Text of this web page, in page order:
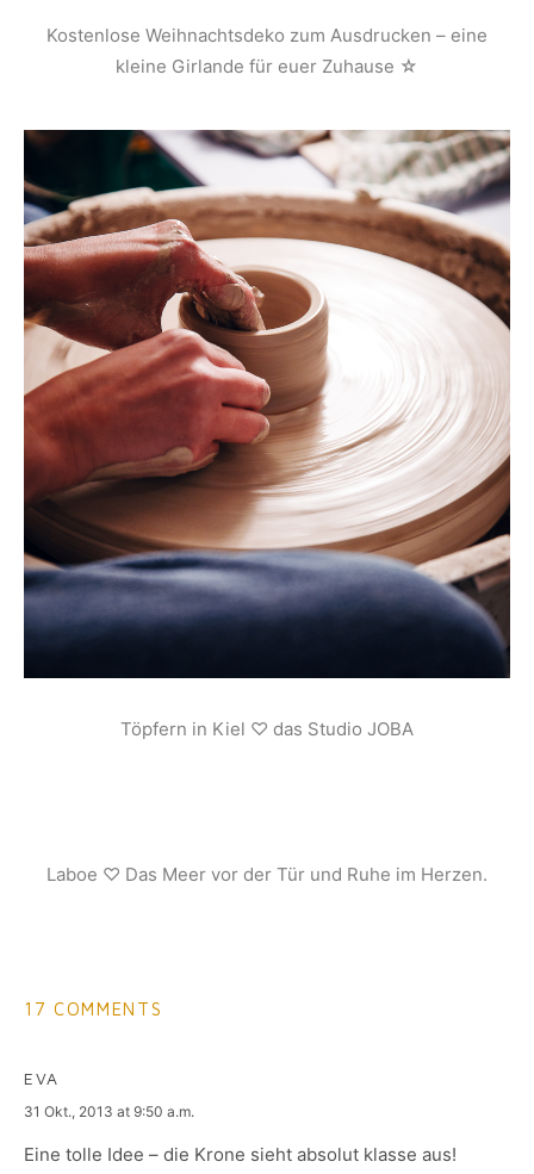
Kostenlose Weihnachtsdeko zum Ausdrucken – eine
kleine Girlande für euer Zuhause ☆
Töpfern in Kiel ♡ das Studio JOBA
Laboe ♡ Das Meer vor der Tür und Ruhe im Herzen.
17 COMMENTS
EVA
says:
31 Okt., 2013 at 9:50 a.m.
Eine tolle Idee – die Krone sieht absolut klasse aus!